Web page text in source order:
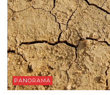
PANORAMA